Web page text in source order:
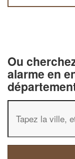
Ou
alarme en